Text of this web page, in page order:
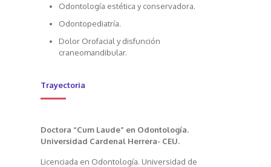
Odontología estética y conservadora.
Odontopediatría.
Dolor Orofacial y disfunción
craneomandibular.
Trayectoria
Doctora “Cum Laude” en Odontología.
Universidad Cardenal Herrera- CEU.
Licenciada en Odontología. Universidad de